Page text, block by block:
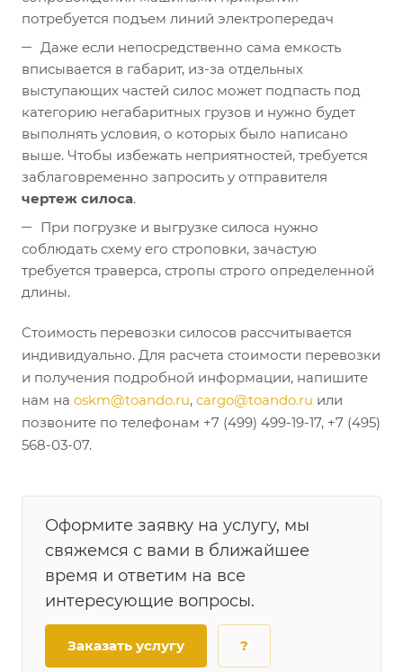
потребуется подъем линий электропередач
Даже если непосредственно сама емкость
вписывается в габарит, из-за отдельных
выступающих частей силос может подпасть под
категорию негабаритных грузов и нужно будет
выполнять условия, о которых было написано
выше. Чтобы избежать неприятностей, требуется
заблаговременно запросить у отправителя
чертеж силоса.
При погрузке и выгрузке силоса нужно
соблюдать схему его строповки, зачастую
требуется траверса, стропы строго определенной
длины.
Стоимость перевозки силосов рассчитывается
индивидуально. Для расчета стоимости перевозки
и получения подробной информации, напишите
нам на oskm@toando.ru, cargo@toando.ru или
позвоните по телефонам +7 (499) 499-19-17, +7 (495)
568-03-07.
Оформите заявку на услугу, мы
свяжемся с вами в ближайшее
время и ответим на все
интересующие вопросы.
Заказать услугу ?